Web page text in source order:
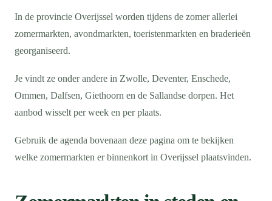
In de provincie Overijssel worden tijdens de zomer allerlei
zomermarkten, avondmarkten, toeristenmarkten en braderieën
georganiseerd.
Je vindt ze onder andere in Zwolle, Deventer, Enschede,
Ommen, Dalfsen, Giethoorn en de Sallandse dorpen. Het
aanbod wisselt per week en per plaats.
Gebruik de agenda bovenaan deze pagina om te bekijken
welke zomermarkten er binnenkort in Overijssel plaatsvinden.